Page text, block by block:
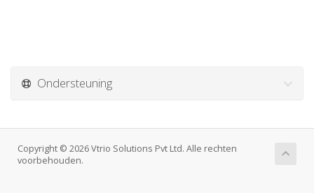
Ondersteuning
Copyright © 2026 Vtrio Solutions Pvt Ltd. Alle rechten
voorbehouden.